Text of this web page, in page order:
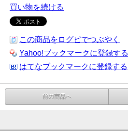
買い物を続ける
この商品をログピでつぶやく
Yahoo!ブックマークに登録する
はてなブックマークに登録する
前の商品へ